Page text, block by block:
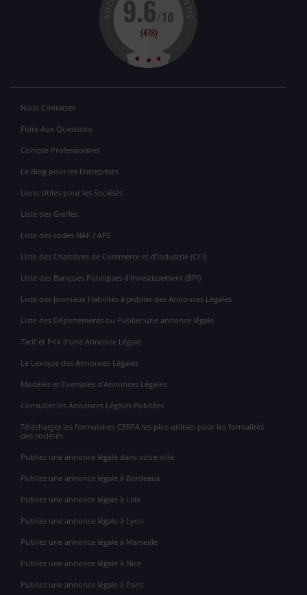
Nous Contacter
Foire Aux Questions
Compte Professionnel
Le Blog pour les Entreprises
Liens Utiles pour les Sociétés
Liste des Greffes
Liste des codes NAF / APE
Liste des Chambres de Commerce et d'Industrie (CCI)
Liste des Banques Publiques d'Investissement (BPI)
Liste des Journaux Habilités à publier des Annonces Légales
Liste des Départements ou Publier une annonce légale
Tarif et Prix d'une Annonce Légale
Le Lexique des Annonces Légales
Modèles et Exemples d'Annonces Légales
Consulter les Annonces Légales Publiées
Télécharger les formulaires CERFA les plus utilisés pour les formalités
des sociétés
Publiez une annonce légale dans votre ville
Publiez une annonce légale à Bordeaux
Publiez une annonce légale à Lille
Publiez une annonce légale à Lyon
Publiez une annonce légale à Marseille
Publiez une annonce légale à Nice
Publiez une annonce légale à Paris